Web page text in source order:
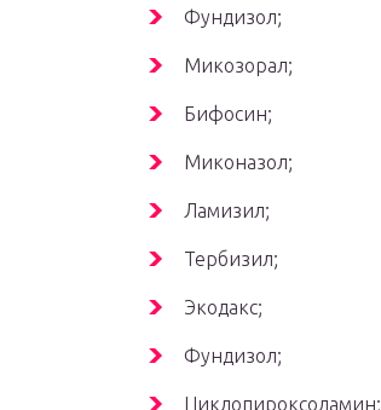
Фундизол;
Микозорал;
Бифосин;
Миконазол;
Ламизил;
Тербизил;
Экодакс;
Фундизол;
Циклопироксоламин;